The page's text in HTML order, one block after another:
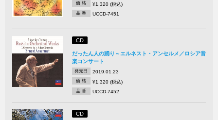
価 格 ¥1,320 (税込)
品 番 UCCD-7451
CD
だったん人の踊り～エルネスト・アンセルメ／ロシア音
楽コンサート
発売日 2019.01.23
価 格 ¥1,320 (税込)
品 番 UCCD-7452
CD